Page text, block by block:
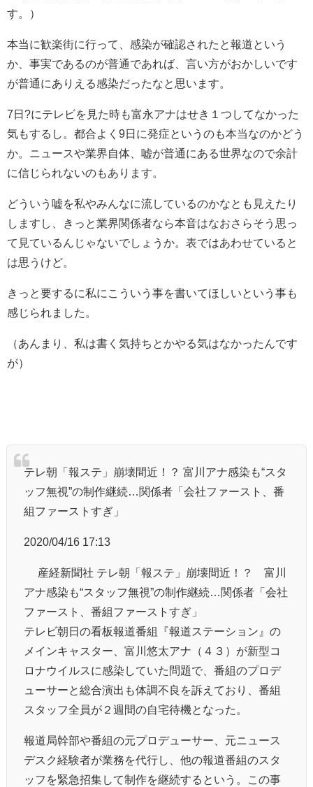
す。）
本当に歓楽街に行って、感染が確認されたと報道という
か、事実であるのが普通であれば、言い方がおかしいです
が普通にありえる感染だったなと思います。
7日?にテレビを見た時も富永アナはせき１つしてなかった
気もするし。都合よく9日に発症というのも本当なのかどう
か。ニュースや業界自体、嘘が普通にある世界なので余計
に信じられないのもあります。
どういう嘘を私やみんなに流しているのかなとも見えたり
しますし、きっと業界関係者なら本音はなおさらそう思っ
て見ているんじゃないでしょうか。表ではあわせていると
は思うけど。
きっと要するに私にこういう事を書いてほしいという事も
感じられました。
（あんまり、私は書く気持ちとかやる気はなかったんです
が）
テレ朝「報ステ」崩壊間近！？ 富川アナ感染も“スタ
ッフ無視”の制作継続…関係者「会社ファースト、番
組ファーストすぎ」
2020/04/16 17:13
© 産経新聞社 テレ朝「報ステ」崩壊間近！？ 富川
アナ感染も“スタッフ無視”の制作継続…関係者「会社
ファースト、番組ファーストすぎ」
テレビ朝日の看板報道番組『報道ステーション』の
メインキャスター、富川悠太アナ（４３）が新型コ
ロナウイルスに感染していた問題で、番組のプロデ
ューサーと総合演出も体調不良を訴えており、番組
スタッフ全員が２週間の自宅待機となった。
報道局幹部や番組の元プロデューサー、元ニュース
デスク経験者が業務を代行し、他の報道番組のスタ
ッフを緊急招集して制作を継続するという。この事